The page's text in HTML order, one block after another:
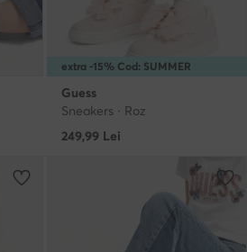
extra -15% Cod: SUMMER
Guess
Sneakers · Roz
249,99 Lei